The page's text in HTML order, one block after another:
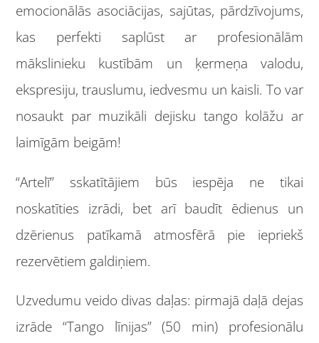
emocionālās asociācijas, sajūtas, pārdzīvojums,
kas perfekti saplūst ar profesionālām
mākslinieku kustībām un ķermeņa valodu,
ekspresiju, trauslumu, iedvesmu un kaisli. To var
nosaukt par muzikāli dejisku tango kolāžu ar
laimīgām beigām!
“Artelī” sskatītājiem būs iespēja ne tikai
noskatīties izrādi, bet arī baudīt ēdienus un
dzērienus patīkamā atmosfērā pie iepriekš
rezervētiem galdiņiem.
Uzvedumu veido divas daļas: pirmajā daļā dejas
izrāde “Tango līnijas” (50 min) profesionālu